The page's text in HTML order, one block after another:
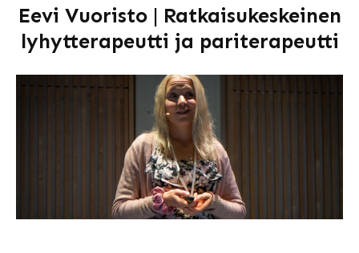
Eevi Vuoristo | Ratkaisukeskeinen
lyhytterapeutti ja pariterapeutti